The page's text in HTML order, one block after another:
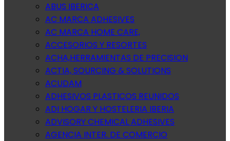
ABUS IBERICA
AC MARCA ADHESIVES
AC MARCA HOME CARE,
ACCESORIOS Y RESORTES
ACHA,HERRAMIENTAS DE PRECISION
ACTIA, SOURCING & SOLUTIONS
ACUDAM
ADHESIVOS PLASTICOS REUNIDOS
ADI HOGAR Y HOSTELERIA IBERIA
ADVISORY CHEMICAL ADHESIVES
AGENCIA INTER. DE COMERCIO